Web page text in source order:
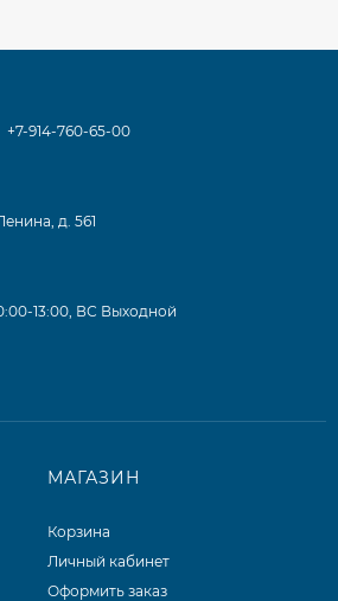
+7-914-760-65-00
д. 561
13:00, ВС Выходной
МАГАЗИН
Корзина
Личный кабинет
Оформить заказ